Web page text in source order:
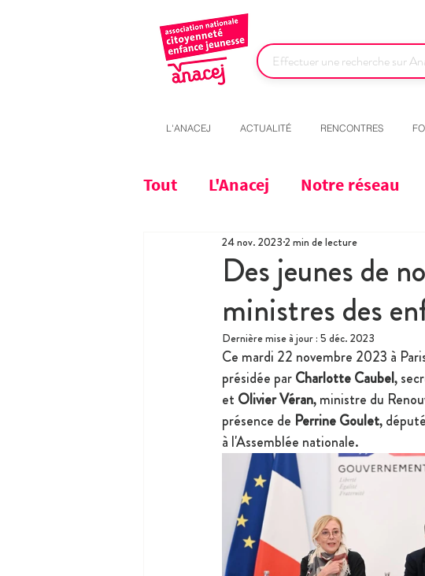
L'ANACEJ ACTUALITÉ RENCONTRES
Tout L'Anacej Notre réseau
Des jeunes de
ministres des
24 nov. 2023 2 min de lecture
Dernière mise à jour : 5 déc. 2023
Ce mardi 22 novembre 2023 à
présidée par Charlotte Caubel,
et Olivier Véran, ministre du
présence de Perrine Goulet,
à l'Assemblée nationale.